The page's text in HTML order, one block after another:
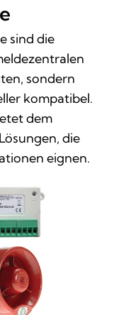
sind die
sondern
kompatibel.
dem
die
eignen.